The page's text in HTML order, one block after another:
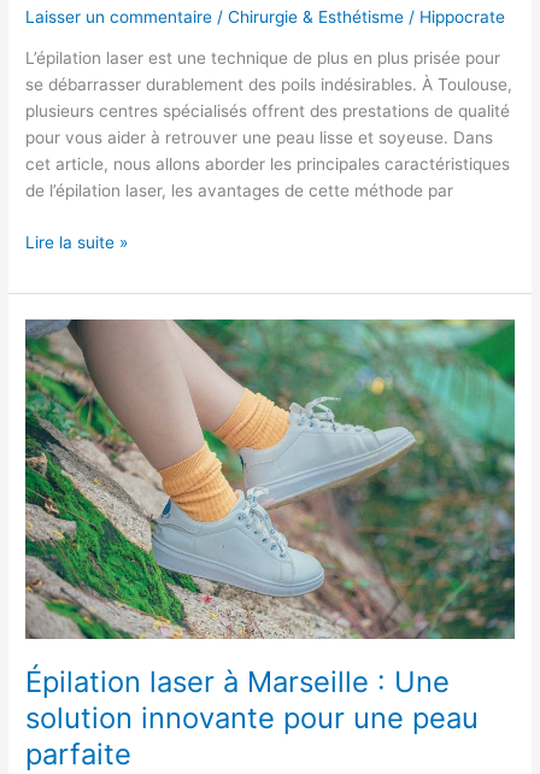
Laisser un commentaire /Chirurgie & Esthétisme / Hippocrate
L’épilation laser est une technique de plus en plus prisée pour
se débarrasser durablement des poils indésirables. À Toulouse,
plusieurs centres spécialisés offrent des prestations de qualité
pour vous aider à retrouver une peau lisse et soyeuse. Dans
cet article, nous allons aborder les principales caractéristiques
de l’épilation laser, les avantages de cette méthode par
Lire la suite »
Épilation laser à Marseille : Une
solution innovante pour une peau
parfaite
Épilation
laser
à
Marseille
:
Une
solution
innovante
pour
une
peau
parfaite